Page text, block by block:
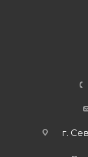
г.